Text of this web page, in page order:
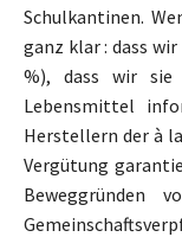
Schulkantinen.
ganz klar : dass
%), dass wir
Lebensmittel
Herstellern der à
Vergütung
Beweggründen